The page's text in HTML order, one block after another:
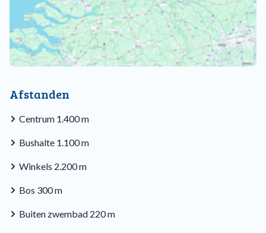
Afstanden
Centrum 1.400 m
Bushalte 1.100 m
Winkels 2.200 m
Bos 300 m
Buiten zwembad 220 m